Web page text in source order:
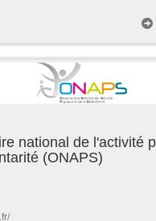
national de l'activité
(ONAPS)